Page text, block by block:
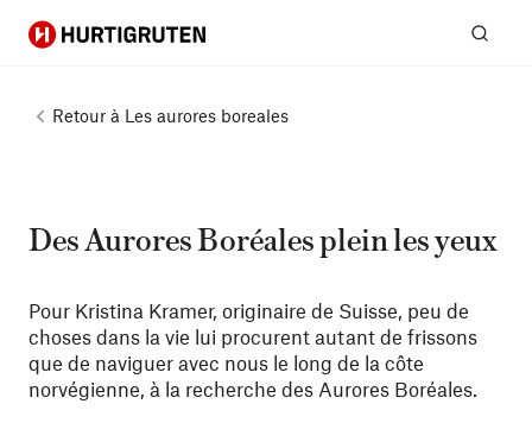
Hurtigruten
Retour à Les aurores boreales
Des Aurores Boréales plein les yeux
Pour Kristina Kramer, originaire de Suisse, peu de
choses dans la vie lui procurent autant de frissons
que de naviguer avec nous le long de la côte
norvégienne, à la recherche des Aurores Boréales.